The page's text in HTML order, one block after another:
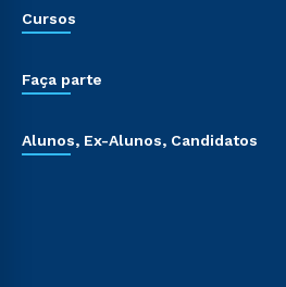
Cursos
Faça parte
Alunos, Ex-Alunos, Candidatos